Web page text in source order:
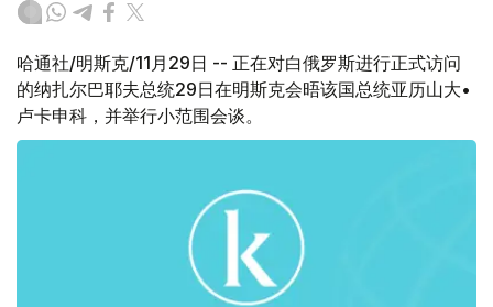
哈通社/明斯克/11月29日 -- 正在对白俄罗斯进行正式访问
的纳扎尔巴耶夫总统29日在明斯克会晤该国总统亚历山大•
卢卡申科，并举行小范围会谈。